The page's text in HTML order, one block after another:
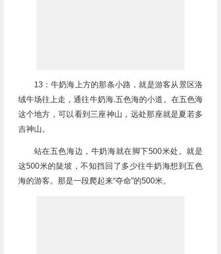
13：牛奶海上方的那条小路，就是游客从景区洛
绒牛场往上走，通往牛奶海.五色海的小道。在五色海
这个地方，可以看到三座神山，远处那座就是夏若多
吉神山。
站在五色海边，牛奶海就在脚下500米处。就是
这500米的陡坡，不知挡回了多少往牛奶海想到五色
海的游客。那是一段爬起来“夺命”的500米。